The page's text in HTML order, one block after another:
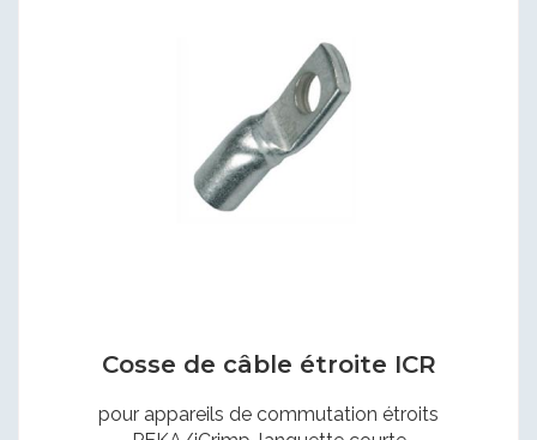
Cosse de câble étroite ICR
pour appareils de commutation étroits